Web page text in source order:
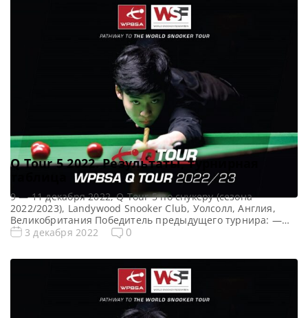
Q Tour 5 2022. Результаты, турнирная
9 — 11 декабря 2022, Q Tour 5 по снукеру (сезона
2022/2023), Landywood Snooker Club, Уолсолл, Англия,
Великобритания Победитель предыдущего турнира: —
Все Новости Q Tour Все новости и результаты Q Tour 5
1/4 финала 1/2 финала […]
3 декабря 2022 0